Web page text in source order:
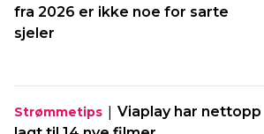
fra 2026 er ikke noe for sarte
sjeler
Strømmetips | Viaplay har nettopp